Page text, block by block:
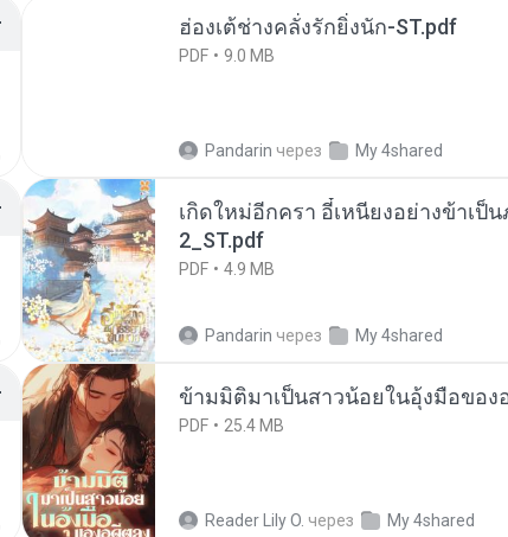
ฮ่องเต้ช่างคลั่งรักยิ่งนัก-ST.pdf
PDF 9.0 MB
Pandarin через My 4shared
เกิดใหม่อีกครา อี๋เหนียงอย่างข้าเป็
2_ST.pdf
PDF 4.9 MB
Pandarin через My 4shared
ข้ามมิติมาเป็นสาวน้อยในอุ้งมือของ
PDF 25.4 MB
Reader Lily O. через My 4shared